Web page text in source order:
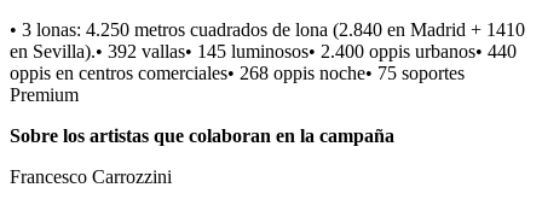
• 3 lonas: 4.250 metros cuadrados de lona (2.840 en Madrid + 1410
en Sevilla).• 392 vallas• 145 luminosos• 2.400 oppis urbanos• 440
oppis en centros comerciales• 268 oppis noche• 75 soportes
Premium
Sobre los artistas que colaboran en la campaña
Francesco Carrozzini